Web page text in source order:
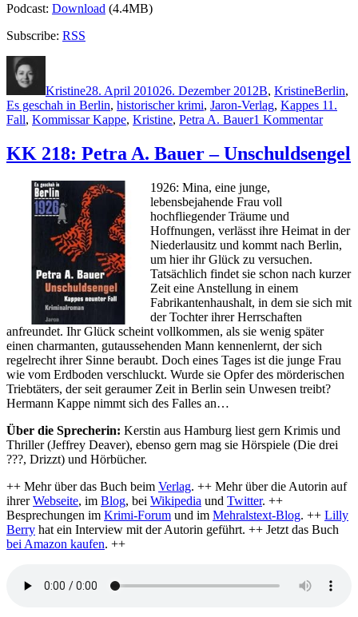
Podcast: Download (4.4MB)
Subscribe: RSS
Kristine28. April 201026. Dezember 2012B, KristineBerlin,
Es geschah in Berlin, historischer krimi, Jaron-Verlag, Kappes 11.
Fall, Kommissar Kappe, Kristine, Petra A. Bauer1 Kommentarzu
427:
Petra
in
KK 218: Petra A. Bauer – Unschuldsengel
1926: Mina, eine junge,
lebensbejahende Frau voll
hochfliegender Träume und
Hoffnungen, verlässt ihre Heimat in der
Niederlausitz und kommt nach Berlin,
um hier ihr Glück zu versuchen.
Tatsächlich findet sie schon nach kurzer
Zeit eine Anstellung in einem
Fabrikantenhaushalt, in dem sie sich mit
der Tochter ihrer Herrschaften
anfreundet. Ihr Glück scheint vollkommen, als sie wenig später
einen charmanten, gutaussehenden Mann kennenlernt, der sich
regelrecht ihrer Sinne beraubt. Doch eines Tages ist die junge Frau
wie vom Erdboden verschluckt. Wurde sie Opfer des mörderischen
Triebtäters, der seit geraumer Zeit in Berlin sein Unwesen treibt?
Hermann Kappe nimmt sich des Falles an…
Über die Sprecherin: Kerstin aus Hamburg liest gern Krimis und
Thriller (Jeffrey Deaver), ebenso gern mag sie Hörspiele (Die drei
???, Drizzt) und Hörbücher.
++ Mehr über das Buch beim Verlag. ++ Mehr über die Autorin auf
ihrerWebseite, im Blog, bei Wikipedia und Twitter. ++
Besprechungen im Krimi-Forum und im Mehralstext-Blog. ++ Lilly
Berry hat ein Interview mit der Autorin geführt. ++ Jetzt das Buch
bei Amazon kaufen. ++